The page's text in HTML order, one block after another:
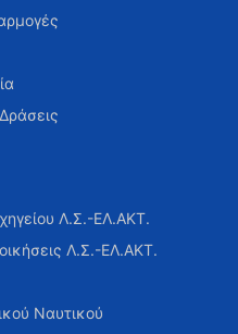
Λ.Σ.-ΕΛ.ΑΚΤ.
Λ.Σ.-ΕΛ.ΑΚΤ.
Ναυτικού